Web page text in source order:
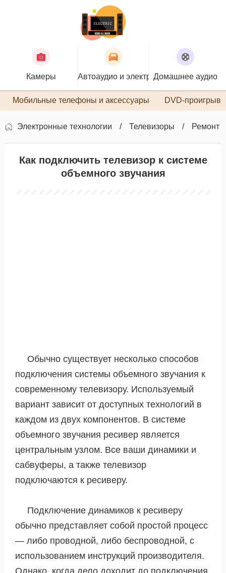
Камеры Автоаудио и электроникаДомашнее аудио
Мобильные телефоны и аксессуары DVD-
Электронные технологии Телевизоры Ремонт
Как подключить телевизор к системе
объемного звучания
Обычно существует несколько способов
подключения системы объемного звучания к
современному телевизору. Используемый
вариант зависит от доступных технологий в
каждом из двух компонентов. В системе
объемного звучания ресивер является
центральным узлом. Все ваши динамики и
сабвуферы, а также телевизор
подключаются к ресиверу.
Подключение динамиков к ресиверу
обычно представляет собой простой процесс
— либо проводной, либо беспроводной, с
использованием инструкций производителя.
Однако, когда дело доходит до подключения